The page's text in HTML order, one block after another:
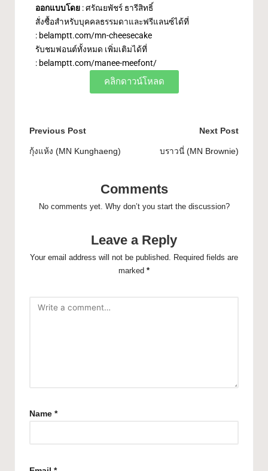
ออกแบบโดย : ศรัณยพัชร์ ธารีสิทธิ์
สั่งซื้อสำหรับบุคคลธรรมดาและฟรีแลนซ์ได้ที่
: belamptt.com/mn-cheesecake
รับชมฟอนต์ทั้งหมด เพิ่มเติมได้ที่
: belamptt.com/manee-meefont/
คลิกดาวน์โหลด
Previous Post
กุ้งแห้ง (MN Kunghaeng)
Next Post
บราวนี่ (MN Brownie)
Comments
No comments yet. Why don’t you start the discussion?
Leave a Reply
Your email address will not be published. Required fields are
marked *
Name *